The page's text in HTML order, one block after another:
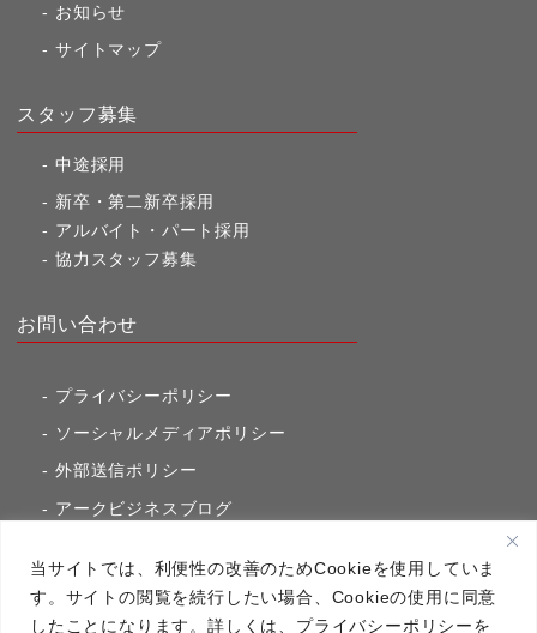
当サイトでは、利便性の改善のためCookieを使用していま
す。サイトの閲覧を続行したい場合、Cookieの使用に同意
したことになります。詳しくは、プライバシーポリシーを
お知らせ
サイトマップ
スタッフ募集
中途採用
新卒・第二新卒採用
アルバイト・パート採用
協力スタッフ募集
お問い合わせ
プライバシーポリシー
ソーシャルメディアポリシー
外部送信ポリシー
アークビジネスブログ